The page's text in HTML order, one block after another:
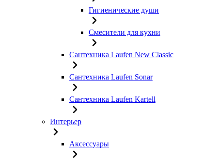
Гигиенические души
Смесители для кухни
Сантехника Laufen New Classic
Сантехника Laufen Sonar
Сантехника Laufen Kartell
Интерьер
Аксессуары